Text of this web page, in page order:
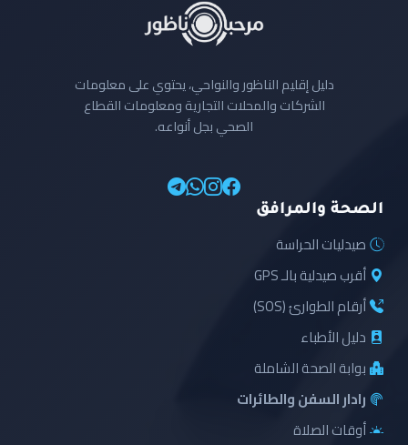
دليل إقليم الناظور والنواحي، يحتوي على معلومات
الشركات والمحلات التجارية ومعلومات القطاع
الصحي بجل أنواعه.
الصحة والمرافق
صيدليات الحراسة
أقرب صيدلية بالـ GPS
أرقام الطوارئ (SOS)
دليل الأطباء
بوابة الصحة الشاملة
رادار السفن والطائرات
أوقات الصلاة